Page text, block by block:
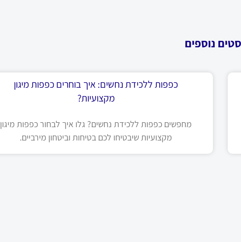
נוספים
כפפות ללכידת נחשים: איך בוחרים כפפות מיגון
מקצועיות?
מחפשים כפפות ללכידת נחשים? גלו איך לבחור כפפות מיגון
מקצועיות שיבטיחו לכם בטיחות וביטחון מירביים.